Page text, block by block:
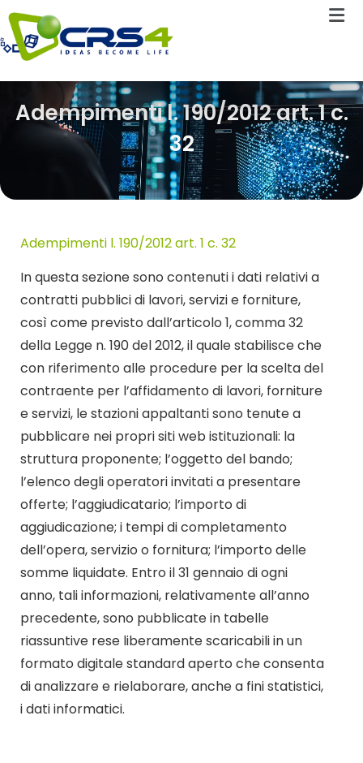
Adempimenti l. 190/2012 art. 1 c.
32
Adempimenti l. 190/2012 art. 1 c. 32
In questa sezione sono contenuti i dati relativi a
contratti pubblici di lavori, servizi e forniture,
così come previsto dall’articolo 1, comma 32
della Legge n. 190 del 2012, il quale stabilisce che
con riferimento alle procedure per la scelta del
contraente per l’affidamento di lavori, forniture
e servizi, le stazioni appaltanti sono tenute a
pubblicare nei propri siti web istituzionali: la
struttura proponente; l’oggetto del bando;
l’elenco degli operatori invitati a presentare
offerte; l’aggiudicatario; l’importo di
aggiudicazione; i tempi di completamento
dell’opera, servizio o fornitura; l’importo delle
somme liquidate. Entro il 31 gennaio di ogni
anno, tali informazioni, relativamente all’anno
precedente, sono pubblicate in tabelle
riassuntive rese liberamente scaricabili in un
formato digitale standard aperto che consenta
di analizzare e rielaborare, anche a fini statistici,
i dati informatici.